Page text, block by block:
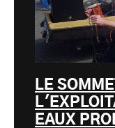
LE
EAUX